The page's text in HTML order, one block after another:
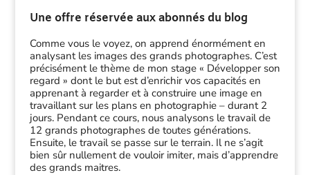
Une offre réservée aux abonnés du blog
Comme vous le voyez, on apprend énormément en
analysant les images des grands photographes. C’est
précisément le thème de mon stage « Développer son
regard » dont le but est d’enrichir vos capacités en
apprenant à regarder et à construire une image en
travaillant sur les plans en photographie – durant 2
jours. Pendant ce cours, nous analysons le travail de
12 grands photographes de toutes générations.
Ensuite, le travail se passe sur le terrain. Il ne s’agit
bien sûr nullement de vouloir imiter, mais d’apprendre
des grands maitres.